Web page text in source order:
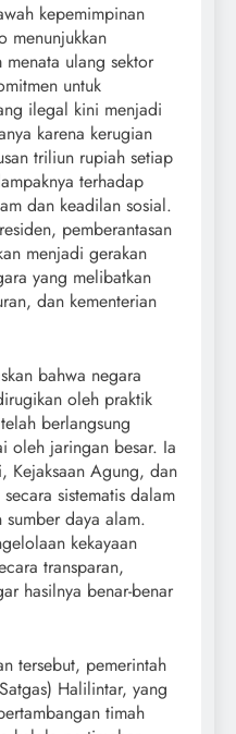
kepemimpinan
menunjukkan
menata ulang sektor
untuk
ilegal kini menjadi
karena kerugian
triliun rupiah setiap
terhadap
dan keadilan sosial.
pemberantasan
menjadi gerakan
yang melibatkan
dan kementerian
bahwa negara
oleh praktik
berlangsung
oleh jaringan besar. Ia
Kejaksaan Agung, dan
sistematis dalam
sumber daya alam.
kekayaan
transparan,
hasilnya benar-benar
tersebut, pemerintah
Halilintar, yang
timah